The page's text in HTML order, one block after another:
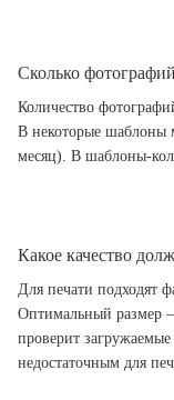
Сколько
Количество
В некоторые шаблоны
месяц). В шаблоны-
Какое качество
Для печати подходят
Оптимальный размер
проверит загружаемые
недостаточным для